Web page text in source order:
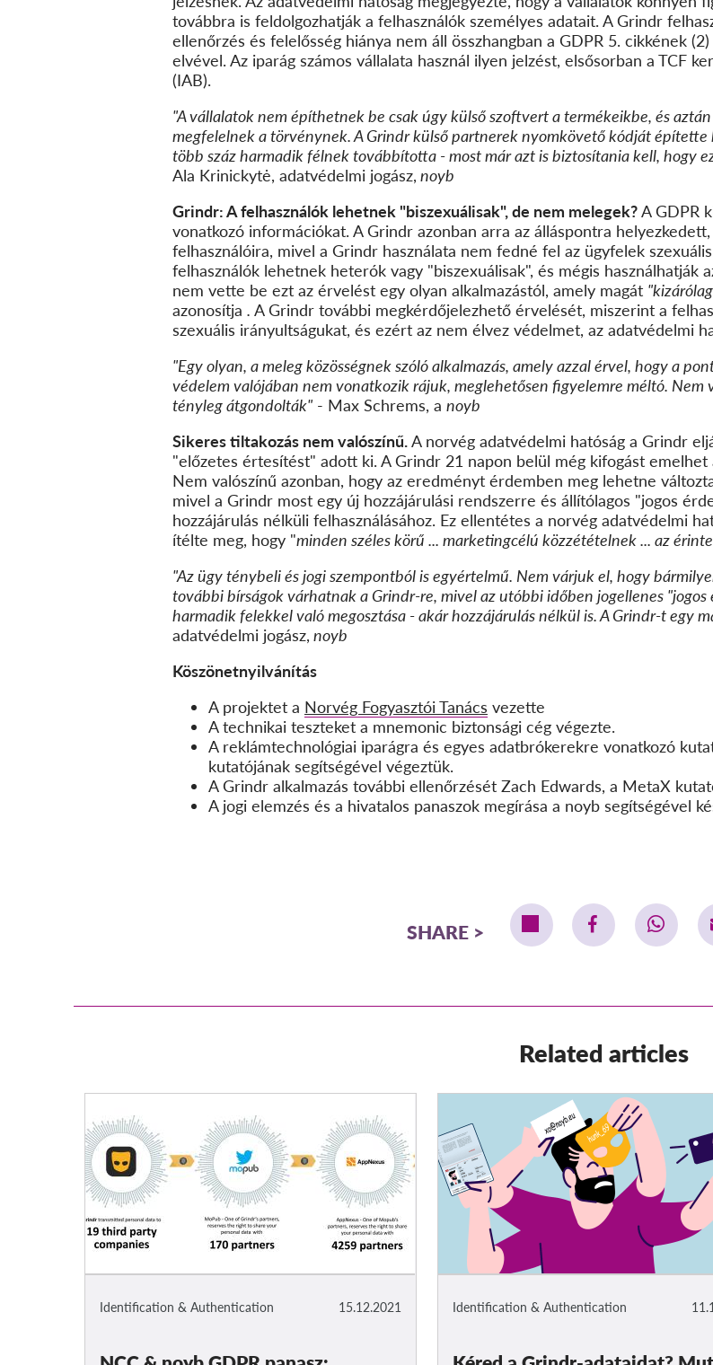
továbbra is feldolgozhatják a felhasználók személyes adatait. A Grindr
ellenőrzés és felelősség hiánya nem áll összhangban a GDPR 5. cikkének
elvével. Az iparág számos vállalata használ ilyen jelzést, elsősorban a TCF
(IAB).
"A vállalatok nem építhetnek be csak úgy külső szoftvert a termékeikbe, és
megfelelnek a törvénynek. A Grindr külső partnerek nyomkövető kódját
több száz harmadik félnek továbbította - most már azt is biztosítania kell, hogy
Ala Krinickytė, adatvédelmi jogász, noyb
Grindr: A felhasználók lehetnek "biszexuálisak", de nem melegek?A GDPR
vonatkozó információkat. A Grindr azonban arra az álláspontra
felhasználóira, mivel a Grindr használata nem fedné fel az ügyfelek
felhasználók lehetnek heterók vagy "biszexuálisak", és mégis használhatják
nem vette be ezt az érvelést egy olyan alkalmazástól, amely magát
azonosítja . A Grindr további megkérdőjelezhető érvelését, miszerint a
szexuális irányultságukat, és ezért az nem élvez védelmet, az adatvédelmi
"Egy olyan, a meleg közösségnek szóló alkalmazás, amely azzal érvel, hogy a
védelem valójában nem vonatkozik rájuk, meglehetősen figyelemre méltó.
tényleg átgondolták" - Max Schrems, a noyb
Sikeres tiltakozás nem valószínű.A norvég adatvédelmi hatóság a Grindr
"előzetes értesítést" adott ki. A Grindr 21 napon belül még kifogást
Nem valószínű azonban, hogy az eredményt érdemben meg lehetne
mivel a Grindr most egy új hozzájárulási rendszerre és állítólagos "jogos
hozzájárulás nélküli felhasználásához. Ez ellentétes a norvég adatvédelmi
ítélte meg, hogy "minden széles körű ... marketingcélú közzétételnek ... az
"Az ügy ténybeli és jogi szempontból is egyértelmű. Nem várjuk el, hogy
további bírságok várhatnak a Grindr-re, mivel az utóbbi időben jogellenes
harmadik felekkel való megosztása - akár hozzájárulás nélkül is. A Grindr-t egy
adatvédelmi jogász, noyb
Köszönetnyilvánítás
A projektet a Norvég Fogyasztói Tanács vezette
A technikai teszteket a mnemonic biztonsági cég végezte.
A reklámtechnológiai iparágra és egyes adatbrókerekre vonatkozó
kutatójának segítségével végeztük.
A Grindr alkalmazás további ellenőrzését Zach Edwards, a MetaX
A jogi elemzés és a hivatalos panaszok megírása a noyb segítségével
SHARE
Related articles
15.12.2021
Identification & Authentication Identification & Authentication